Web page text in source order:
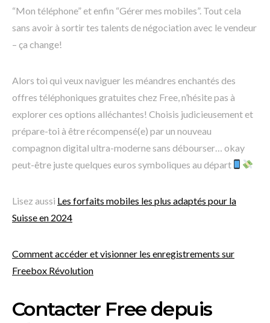
“Mon téléphone” et enfin “Gérer mes mobiles”. Tout cela
sans avoir à sortir tes talents de négociation avec le vendeur
– ça change!
Alors toi qui veux naviguer les méandres enchantés des
offres téléphoniques gratuites chez Free, n’hésite pas à
explorer ces options alléchantes! Choisis judicieusement et
prépare-toi à être récompensé(e) par un nouveau
compagnon digital ultra-moderne sans débourser… okay
peut-être juste quelques euros symboliques au départ
Lisez aussi Les forfaits mobiles les plus adaptés pour la
Suisse en 2024
Comment accéder et visionner les enregistrements sur
Freebox Révolution
Contacter Free depuis